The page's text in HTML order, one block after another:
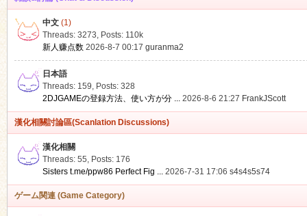
中文(1)
Threads: 3273, Posts: 110k
新人赚点数 2026-8-7 00:17 guranma2
日本語
Threads: 159, Posts: 328
2DJGAMEの登録方法、使い方が分 ... 2026-8-6 21:27 FrankJScott
漢化相關討論區(Scanlation Discussions)
漢化相關
Threads: 55, Posts: 176
Sisters t.me/ppw86 Perfect Fig ... 2026-7-31 17:06 s4s4s5s74
ゲーム関連 (Game Category)